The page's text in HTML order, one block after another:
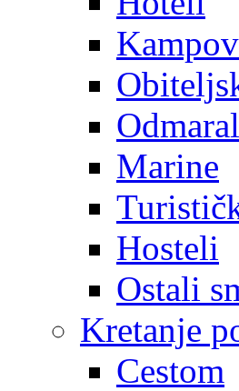
Marine
Hosteli
Ostali
Kretanje
Cestom